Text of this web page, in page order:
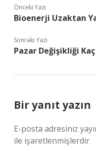
Önceki Yazı
Bioenerji Uzaktan
Sonraki Yazı
Pazar Değişikliği Kaç
Bir yanıt yazın
E-posta adresiniz
ile işaretlenmişlerdir